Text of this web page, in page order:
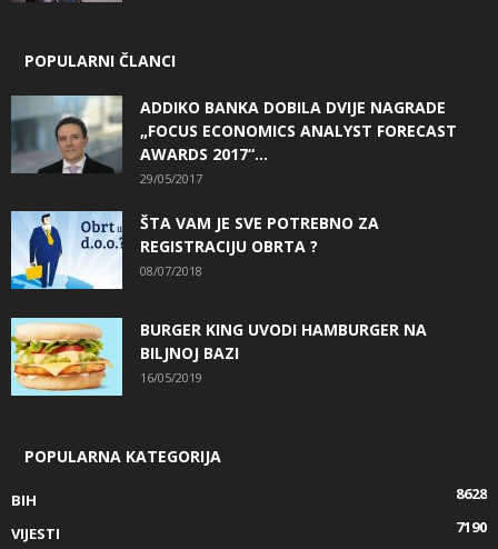
POPULARNI ČLANCI
ADDIKO BANKA DOBILA DVIJE NAGRADE
„FOCUS ECONOMICS ANALYST FORECAST
AWARDS 2017“...
29/05/2017
ŠTA VAM JE SVE POTREBNO ZA
REGISTRACIJU OBRTA ?
08/07/2018
BURGER KING UVODI HAMBURGER NA
BILJNOJ BAZI
16/05/2019
POPULARNA KATEGORIJA
BIH
8628
VIJESTI
7190